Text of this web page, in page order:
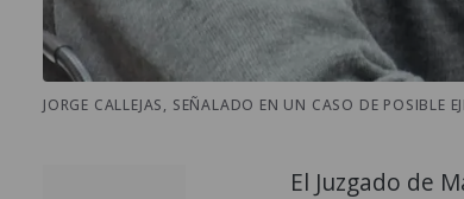
JORGE CALLEJAS, SEÑALADO EN UN CASO DE
El Juzgado de